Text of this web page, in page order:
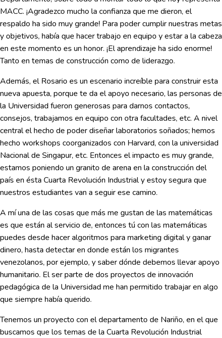
MACC. ¡Agradezco mucho la confianza que me dieron, el
respaldo ha sido muy grande! Para poder cumplir nuestras metas
y objetivos, había que hacer trabajo en equipo y estar a la cabeza
en este momento es un honor. ¡El aprendizaje ha sido enorme!
Tanto en temas de construcción como de liderazgo.
Además, el Rosario es un escenario increíble para construir esta
nueva apuesta, porque te da el apoyo necesario, las personas de
la Universidad fueron generosas para darnos contactos,
consejos, trabajamos en equipo con otra facultades, etc. A nivel
central el hecho de poder diseñar laboratorios soñados; hemos
hecho workshops coorganizados con Harvard, con la universidad
Nacional de Singapur, etc. Entonces el impacto es muy grande,
estamos poniendo un granito de arena en la construcción del
país en ésta Cuarta Revolución Industrial y estoy segura que
nuestros estudiantes van a seguir ese camino.
A mí una de las cosas que más me gustan de las matemáticas
es que están al servicio de, entonces tú con las matemáticas
puedes desde hacer algoritmos para marketing digital y ganar
dinero, hasta detectar en donde están los migrantes
venezolanos, por ejemplo, y saber dónde debemos llevar apoyo
humanitario. El ser parte de dos proyectos de innovación
pedagógica de la Universidad me han permitido trabajar en algo
que siempre había querido.
Tenemos un proyecto con el departamento de Nariño, en el que
buscamos que los temas de la Cuarta Revolución Industrial